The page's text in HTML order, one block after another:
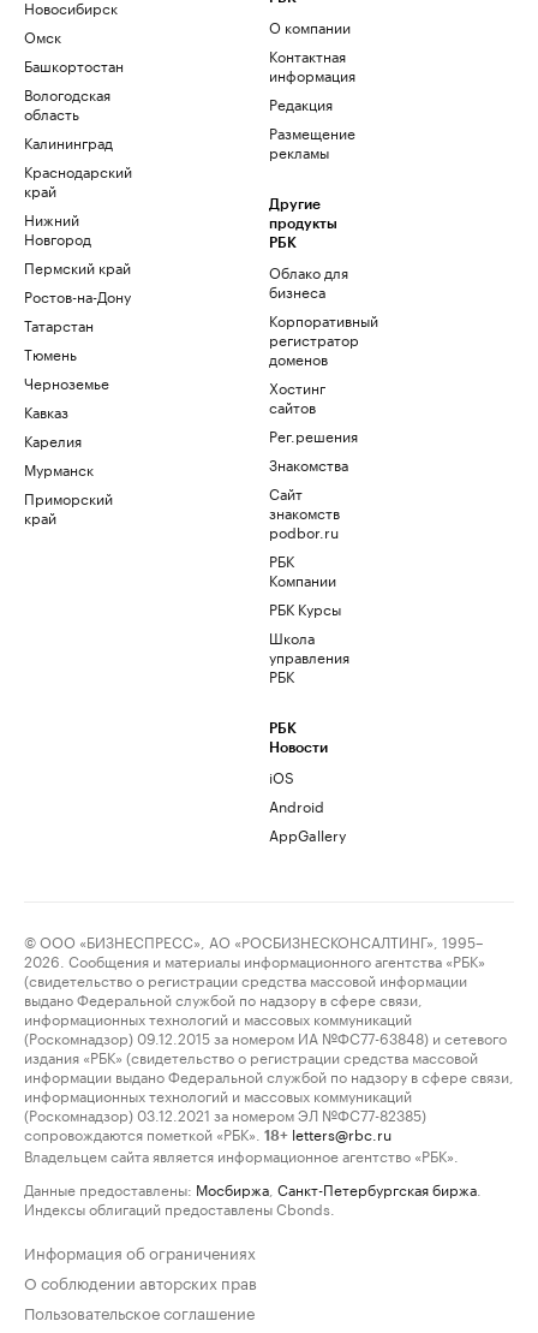
Новосибирск
Омск
Башкортостан
Вологодская
область
Калининград
Краснодарский
край
Нижний
Новгород
Пермский край
Ростов-на-Дону
Татарстан
Тюмень
Черноземье
Кавказ
Карелия
Мурманск
Приморский
край
О компании
Контактная
информация
Редакция
Размещение
рекламы
Другие
продукты
РБК
Облако для
бизнеса
Корпоративный
регистратор
доменов
Хостинг
сайтов
Рег.решения
Знакомства
Сайт
знакомств
podbor.ru
РБК
Компании
РБК Курсы
Школа
управления
РБК
РБК
Новости
iOS
Android
AppGallery
© ООО «БИЗНЕСПРЕСС», АО «РОСБИЗНЕСКОНСАЛТИНГ», 1995–
2026. Сообщения и материалы информационного агентства «РБК»
(свидетельство о регистрации средства массовой информации
выдано Федеральной службой по надзору в сфере связи,
информационных технологий и массовых коммуникаций
(Роскомнадзор) 09.12.2015 за номером ИА №ФС77-63848) и сетевого
издания «РБК» (свидетельство о регистрации средства массовой
информации выдано Федеральной службой по надзору в сфере связи,
информационных технологий и массовых коммуникаций
(Роскомнадзор) 03.12.2021 за номером ЭЛ №ФС77-82385)
сопровождаются пометкой «РБК».
18+ letters@rbc.ru
Владельцем сайта является информационное агентство «РБК».
Данные предоставлены: Мосбиржа Санкт-Петербургская биржа
Индексы облигаций предоставлены Cbonds.
Информация об ограничениях
О соблюдении авторских прав
Пользовательское соглашение